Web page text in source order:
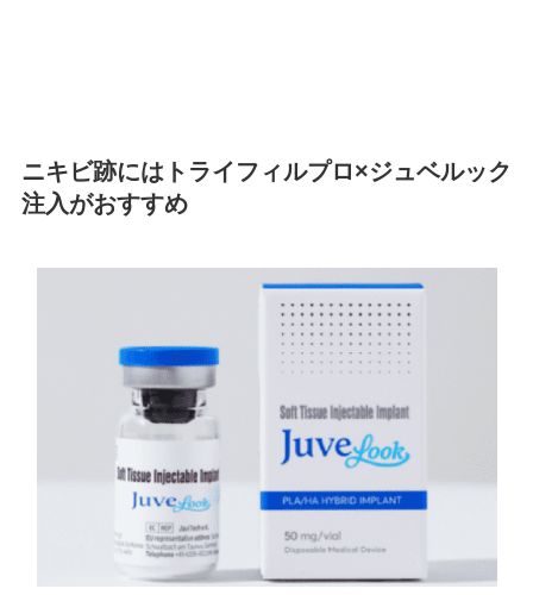
ニキビ跡にはトライフィルプロ×ジュベルック
注入がおすすめ